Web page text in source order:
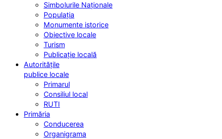
Simbolurile Naționale
Populația
Monumente istorice
Obiective locale
Turism
Publicație locală
Autoritățile
publice locale
Primarul
Consiliul local
RUTI
Primăria
Conducerea
Organigrama